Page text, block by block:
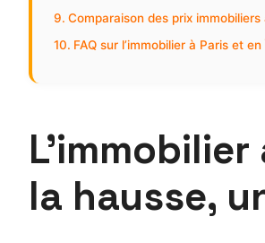
Comparaison des prix
FAQ sur l’immobilier à Paris et
la hausse,